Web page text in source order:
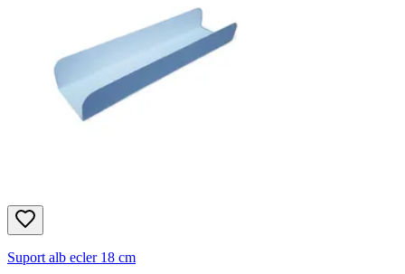
Suport alb ecler 18 cm